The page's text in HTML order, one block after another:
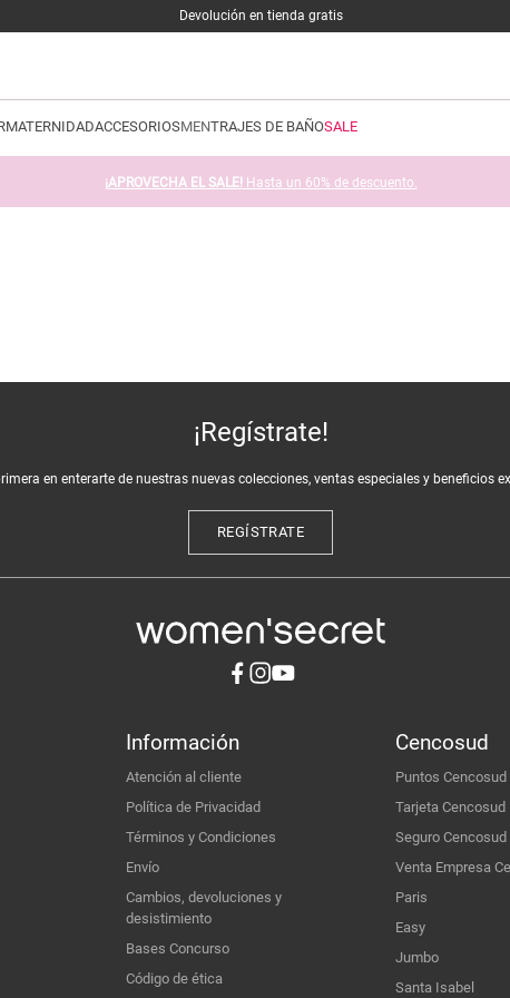
Devolución en tienda gratis
MATERNIDADACCESORIOSMENTRAJES DE BAÑOSALE
¡APROVECHA EL SALE! Hasta un 60% de descuento.
¡Regístrate!
en enterarte de nuestras nuevas colecciones, ventas especiales y beneficios
REGÍSTRATE
Información
Atención al cliente
Política de Privacidad
Términos y Condiciones
Envío
Cambios, devoluciones y
desistimiento
Bases Concurso
Código de ética
Cencosud
Puntos Cencosud
Tarjeta Cencosud
Seguro Cencosud
Venta Empresa
Paris
Easy
Jumbo
Santa Isabel